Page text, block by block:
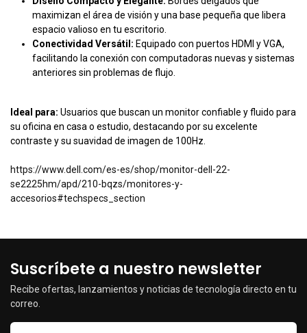
maximizan el área de visión y una base pequeña que libera
espacio valioso en tu escritorio.
Conectividad Versátil: Equipado con puertos HDMI y VGA,
facilitando la conexión con computadoras nuevas y sistemas
anteriores sin problemas de flujo.
Ideal para: Usuarios que buscan un monitor confiable y fluido para
su oficina en casa o estudio, destacando por su excelente
contraste y su suavidad de imagen de 100Hz.
https://www.dell.com/es-es/shop/monitor-dell-22-
se2225hm/apd/210-bqzs/monitores-y-
accesorios#techspecs_section
Suscríbete a nuestro newsletter
Recibe ofertas, lanzamientos y noticias de tecnología directo en tu
correo.